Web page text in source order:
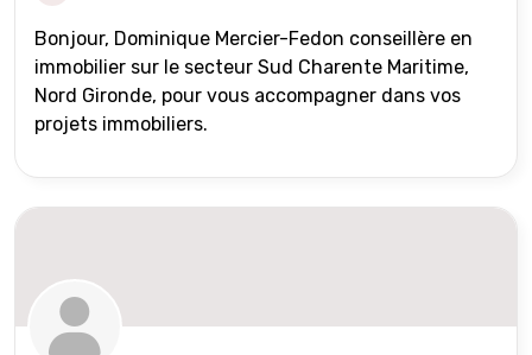
Bonjour, Dominique Mercier-Fedon conseillère en
immobilier sur le secteur Sud Charente Maritime,
Nord Gironde, pour vous accompagner dans vos
projets immobiliers.